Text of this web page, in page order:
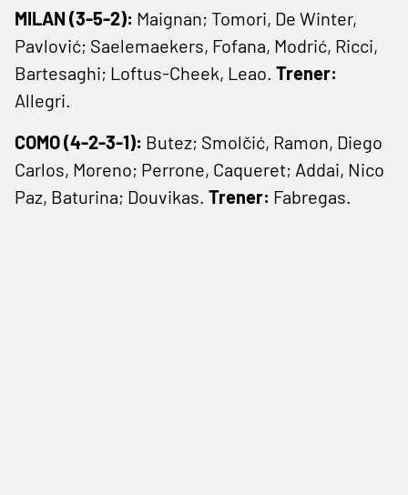
MILAN (3-5-2): Maignan; Tomori, De Winter,
Pavlović; Saelemaekers, Fofana, Modrić, Ricci,
Bartesaghi; Loftus-Cheek, Leao. Trener:
Allegri.
COMO (4-2-3-1): Butez; Smolčić, Ramon, Diego
Carlos, Moreno; Perrone, Caqueret; Addai, Nico
Paz, Baturina; Douvikas. Trener: Fabregas.